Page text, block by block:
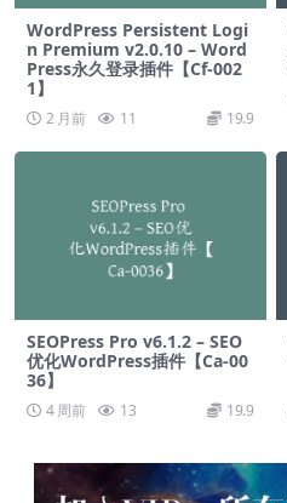
WordPress Persistent Logi
n Premium v2.0.10 – Word
Press永久登录插件【Cf-002
1】
2 月前 11 19.9
SEOPress Pro v6.1.2 – SEO
优化WordPress插件【Ca-00
36】
4 周前 13 19.9